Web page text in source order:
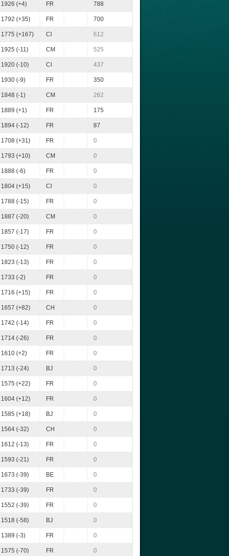
1926 (+4) FR 788
1792 (+35) FR 700
1775 (+167) CI 612
1925 (-11) CM 525
1920 (-10) CI 437
1930 (-9) FR 350
1848 (-1) CM 262
1889 (+1) FR 175
1894 (-12) FR 87
1708 (+31) FR 0
1793 (+10) CM 0
1888 (-6) FR 0
1804 (+15) CI 0
1788 (-15) FR 0
1887 (-20) CM 0
1857 (-17) FR 0
1750 (-12) FR 0
1823 (-13) FR 0
1733 (-2) FR 0
1716 (+15) FR 0
1657 (+82) CH 0
1742 (-14) FR 0
1714 (-26) FR 0
1610 (+2) FR 0
1713 (-24) BJ 0
1575 (+22) FR 0
1604 (+12) FR 0
1585 (+18) BJ 0
1564 (-32) CH 0
1612 (-13) FR 0
1593 (-21) FR 0
1673 (-39) BE 0
1733 (-39) FR 0
1552 (-39) FR 0
1518 (-58) BJ 0
1389 (-3) FR 0
1575 (-70) FR 0